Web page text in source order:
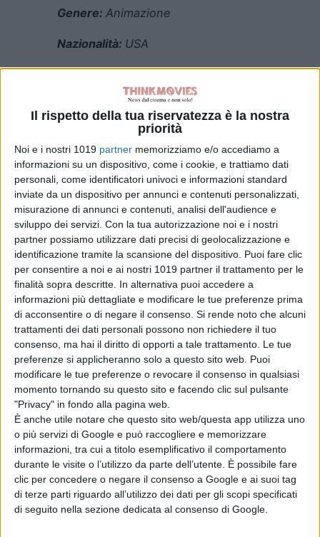
Il rispetto della tua riservatezza è la nostra
priorità
Noi e i nostri 1019 partner memorizziamo e/o accediamo a
informazioni su un dispositivo, come i cookie, e trattiamo dati
personali, come identificatori univoci e informazioni standard
inviate da un dispositivo per annunci e contenuti personalizzati,
misurazione di annunci e contenuti, analisi dell'audience e
sviluppo dei servizi. Con la tua autorizzazione noi e i nostri
partner possiamo utilizzare dati precisi di geolocalizzazione e
identificazione tramite la scansione del dispositivo. Puoi fare clic
per consentire a noi e ai nostri 1019 partner il trattamento per le
finalità sopra descritte. In alternativa puoi accedere a
informazioni più dettagliate e modificare le tue preferenze prima
di acconsentire o di negare il consenso. Si rende noto che alcuni
trattamenti dei dati personali possono non richiedere il tuo
consenso, ma hai il diritto di opporti a tale trattamento. Le tue
preferenze si applicheranno solo a questo sito web. Puoi
modificare le tue preferenze o revocare il consenso in qualsiasi
momento tornando su questo sito e facendo clic sul pulsante
"Privacy" in fondo alla pagina web.
È anche utile notare che questo sito web/questa app utilizza uno
o più servizi di Google e può raccogliere e memorizzare
informazioni, tra cui a titolo esemplificativo il comportamento
durante le visite o l’utilizzo da parte dell’utente. È possibile fare
clic per concedere o negare il consenso a Google e ai suoi tag
di terze parti riguardo all’utilizzo dei dati per gli scopi specificati
di seguito nella sezione dedicata al consenso di Google.
Genere: Animazione
Nazionalità: USA
Regia:Pierre Perifel, JP Sans
Anthony Ramos, Zazie
Beetz, Sam
Robinson, Alex Borstein, Marc
Maron, Richard Ayoade, Lilly Singh
Distribuzione:Universal Pictures
TRAMA
InTROPPO CATTIVI 2i Troppo
Cattivi, una banda di animali
criminali, cercano di guadagnarsi
fiducia e accettazione nella loro
nuova vita da ‘bravi ragazzi’. Tuttavia,
vengono richiamati in azione per
affrontare un’ultima missione, guidati
da una squadra criminale tutta al
femminile.